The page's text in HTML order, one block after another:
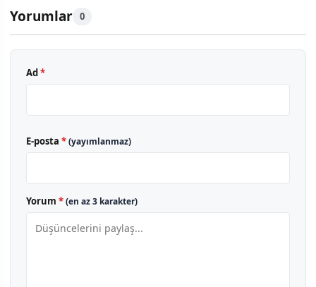
Yorumlar 0
Ad*
E-posta *(yayımlanmaz)
Yorum *(en az 3 karakter)